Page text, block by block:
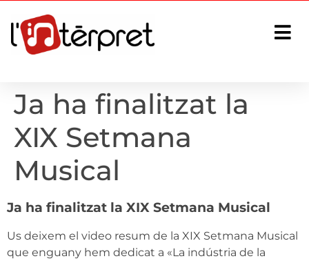
Ja ha finalitzat la
XIX Setmana
Musical
Ja ha finalitzat la XIX Setmana Musical
Us deixem el video resum de la XIX Setmana Musical
que enguany hem dedicat a «La indústria de la